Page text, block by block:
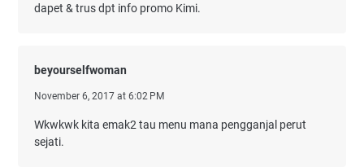
dapet & trus dpt info promo Kimi.
beyourselfwoman
November 6, 2017 at 6:02 PM
Wkwkwk kita emak2 tau menu mana pengganjal perut
sejati.